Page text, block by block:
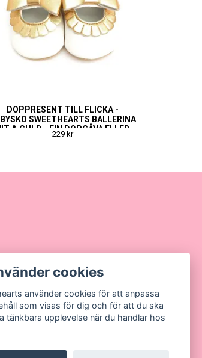
DOPPRESENT TILL FLICKA -
SWEETHEARTS BALLERINA
& GULD - FIN DOPGÅVA ELLER
NAMNGIVNINGSPRESENT
229 kr
cookies
använder cookies för att anpassa
som visas för dig och för att du ska
tänkbara upplevelse när du handlar hos